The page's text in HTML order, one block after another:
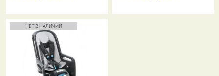
НЕТ В НАЛИЧИИ